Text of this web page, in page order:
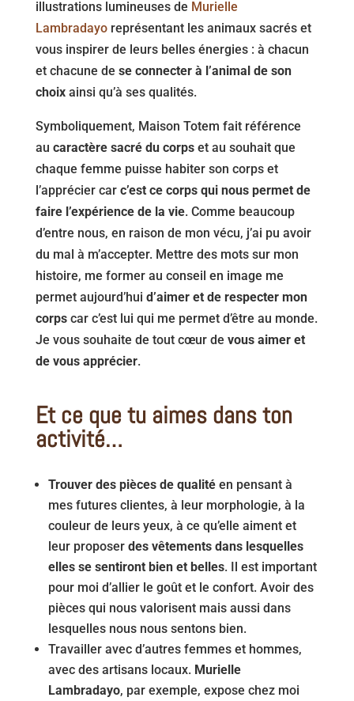
illustrations lumineuses de Murielle
Lambradayoreprésentant les animaux sacrés et
vous inspirer de leurs belles énergies : à chacun
et chacune de se connecter à l’animal de son
choixainsi qu’à ses qualités.
Symboliquement, Maison Totem fait référence
au caractère sacré du corpset au souhait que
chaque femme puisse habiter son corps et
l’apprécier car c’est ce corps qui nous permet de
faire l’expérience de la vie. Comme beaucoup
d’entre nous, en raison de mon vécu, j’ai pu avoir
du mal à m’accepter. Mettre des mots sur mon
histoire, me former au conseil en image me
permet aujourd’hui d’aimer et de respecter mon
corpscar c’est lui qui me permet d’être au monde.
Je vous souhaite de tout cœur de vous aimer et
de vous apprécier.
Et ce que tu aimes dans ton
activité…
Trouver des pièces de qualitéen pensant à
mes futures clientes, à leur morphologie, à la
couleur de leurs yeux, à ce qu’elle aiment et
leur proposer des vêtements dans lesquelles
elles se sentiront bien et belles. Il est important
pour moi d’allier le goût et le confort. Avoir des
pièces qui nous valorisent mais aussi dans
lesquelles nous nous sentons bien.
Travailler avec d’autres femmes et hommes,
avec des artisans locaux. Murielle
Lambradayo, par exemple, expose chez moi